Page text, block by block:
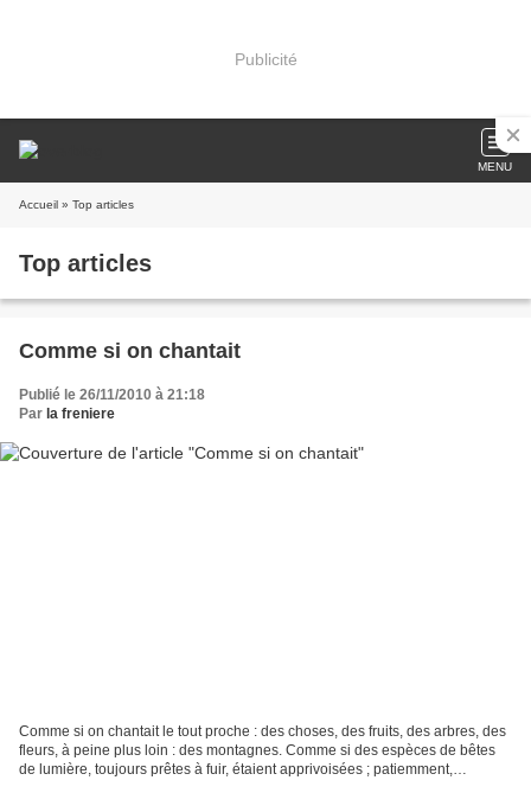
Publicité
MENU
Accueil » Top articles
Top articles
Comme si on chantait
Publié le 26/11/2010 à 21:18
Par la freniere
Comme si on chantait le tout proche : des choses, des fruits, des arbres, des
fleurs, à peine plus loin : des montagnes. Comme si des espèces de bêtes
de lumière, toujours prêtes à fuir, étaient apprivoisées ; patiemment,